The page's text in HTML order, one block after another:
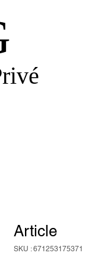
Article
SKU : 671253175371